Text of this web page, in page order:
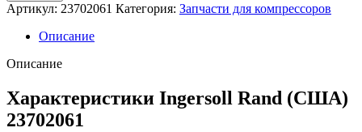
Артикул: 23702061 Категория: Запчасти для компрессоров
Описание
Описание
Характеристики Ingersoll Rand (США)
23702061